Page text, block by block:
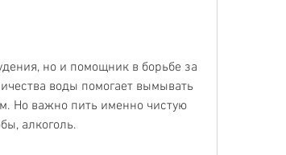
но и помощник в борьбе за
воды помогает вымывать
Но важно пить именно чистую
алкоголь.